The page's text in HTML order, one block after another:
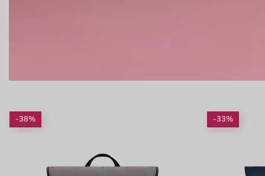
-38% -33%